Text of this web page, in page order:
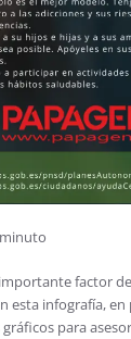
minuto
factor
esta infografía,
para